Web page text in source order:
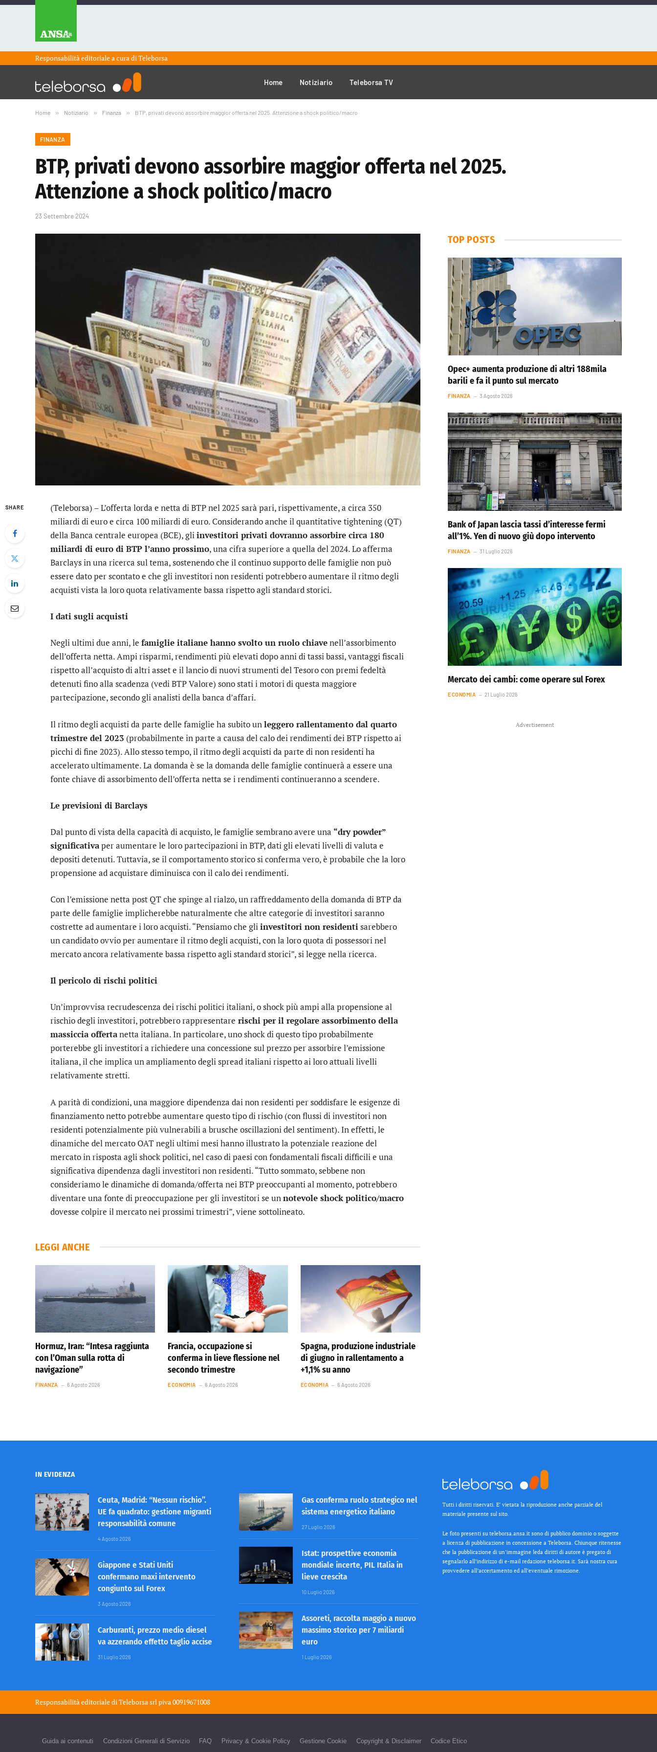
Responsabilità editoriale a cura diTeleborsa
Home Notiziario Teleborsa TV
Home » Notiziario » Finanza » BTP, privati devono assorbire maggior offerta nel 2025. Attenzione a shock politico/macro
FINANZA
BTP, privati devono assorbire maggior offerta nel 2025.
Attenzione a shock politico/macro
23 Settembre 2024
SHARE
(Teleborsa) – L’offerta lorda e netta di BTP nel 2025 sarà pari, rispettivamente, a circa 350
miliardi di euro e circa 100 miliardi di euro. Considerando anche il quantitative tightening (QT)
della Banca centrale europea (BCE), gliinvestitori privati dovranno assorbire circa 180
miliardi di euro di BTP l’anno prossimo, una cifra superiore a quella del 2024. Lo afferma
Barclaysin una ricerca sul tema, sostenendo che il continuo supporto delle famiglie non può
essere dato per scontato e che gli investitori non residenti potrebbero aumentare il ritmo degli
acquisti vista la loro quota relativamente bassa rispetto agli standard storici.
I dati sugli acquisti
Negli ultimi due anni, le famiglie italiane hanno svolto un ruolo chiavenell’assorbimento
dell’offerta netta. Ampi risparmi, rendimenti più elevati dopo anni di tassi bassi, vantaggi fiscali
rispetto all’acquisto di altri asset e il lancio di nuovi strumenti del Tesoro con premi fedeltà
detenuti fino alla scadenza (vedi BTP Valore) sono stati i motori di questa maggiore
partecipazione, secondo gli analisti della banca d’affari.
Il ritmo degli acquisti da parte delle famiglie ha subito un leggero rallentamento dal quarto
trimestre del 2023 (probabilmente in parte a causa del calo dei rendimenti dei BTP rispetto ai
picchi di fine 2023). Allo stesso tempo, il ritmo degli acquisti da parte di non residenti ha
accelerato ultimamente. La domanda è se la domanda delle famiglie continuerà a essere una
fonte chiave di assorbimento dell’offerta netta se i rendimenti continueranno a scendere.
Le previsioni di Barclays
Dal punto di vista della capacità di acquisto, le famiglie sembrano avere una “dry powder”
significativaper aumentare le loro partecipazioni in BTP, dati gli elevati livelli di valuta e
depositi detenuti. Tuttavia, se il comportamento storico si conferma vero, è probabile che la loro
propensione ad acquistare diminuisca con il calo dei rendimenti.
Con l’emissione netta post QT che spinge al rialzo, un raffreddamento della domanda di BTP da
parte delle famiglie implicherebbe naturalmente che altre categorie di investitori saranno
costrette ad aumentare i loro acquisti. “Pensiamo che gliinvestitori non residentisarebbero
un candidato ovvio per aumentare il ritmo degli acquisti, con la loro quota di possessori nel
mercato ancora relativamente bassa rispetto agli standard storici”, si legge nella ricerca.
Il pericolo di rischi politici
Un’improvvisa recrudescenza dei rischi politici italiani, o shock più ampi alla propensione al
rischio degli investitori, potrebbero rappresentare rischi per il regolare assorbimento della
massiccia offertanetta italiana. In particolare, uno shock di questo tipo probabilmente
porterebbe gli investitori a richiedere una concessione sul prezzo per assorbire l’emissione
italiana, il che implica un ampliamento degli spread italiani rispetto ai loro attuali livelli
relativamente stretti.
A parità di condizioni, una maggiore dipendenza dai non residenti per soddisfare le esigenze di
finanziamento netto potrebbe aumentare questo tipo di rischio (con flussi di investitori non
residenti potenzialmente più vulnerabili a brusche oscillazioni del sentiment). In effetti, le
dinamiche del mercato OAT negli ultimi mesi hanno illustrato la potenziale reazione del
mercato in risposta agli shock politici, nel caso di paesi con fondamentali fiscali difficili e una
significativa dipendenza dagli investitori non residenti. “Tutto sommato, sebbene non
consideriamo le dinamiche di domanda/offerta nei BTP preoccupanti al momento, potrebbero
diventare una fonte di preoccupazione per gli investitori se un notevole shock politico/macro
dovesse colpire il mercato nei prossimi trimestri”, viene sottolineato.
LEGGI ANCHE
Hormuz, Iran: “Intesa raggiunta
con l’Oman sulla rotta di
navigazione”
FINANZA 6 Agosto 2026
Francia, occupazione si
conferma in lieve flessione nel
secondo trimestre
ECONOMIA 6 Agosto 2026
Spagna, produzione industriale
di giugno in rallentamento a
+1,1% su anno
ECONOMIA 6 Agosto 2026
TOP POSTS
Opec+ aumenta produzione di altri 188mila
barili e fa il punto sul mercato
FINANZA 3 Agosto 2026
Bank of Japan lascia tassi d’interesse fermi
all’1%. Yen di nuovo giù dopo intervento
FINANZA 31 Luglio 2026
Mercato dei cambi: come operare sul Forex
ECONOMIA 21 Luglio 2026
Advertisement
IN EVIDENZA
Ceuta, Madrid: “Nessun rischio”.
UE fa quadrato: gestione migranti
responsabilità comune
4 Agosto 2026
Giappone e Stati Uniti
confermano maxi intervento
congiunto sul Forex
3 Agosto 2026
Carburanti, prezzo medio diesel
va azzerando effetto taglio accise
31 Luglio 2026
Gas conferma ruolo strategico nel
sistema energetico italiano
27 Luglio 2026
Istat: prospettive economia
mondiale incerte, PIL Italia in
lieve crescita
10 Luglio 2026
Assoreti, raccolta maggio a nuovo
massimo storico per 7 miliardi
euro
1 Luglio 2026
Tutti i diritti riservati. E’ vietata la riproduzione anche parziale del
materiale presente sul sito.
Le foto presenti su teleborsa.ansa.it sono di pubblico dominio o soggette
a licenza di pubblicazione in concessione a Teleborsa. Chiunque ritenesse
che la pubblicazione di un’immagine leda diritti di autore è pregato di
segnalarlo all’indirizzo di e-mail redazione teleborsa.it. Sarà nostra cura
provvedere all’accertamento ed all’eventuale rimozione.
Responsabilità editoriale di Teleborsa srl piva 00919671008
Guida ai contenuti Condizioni Generali di Servizio FAQ Privacy & Cookie Policy Gestione Cookie Copyright & Disclaimer Codice Etico